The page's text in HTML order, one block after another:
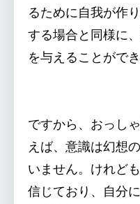
るために自我が作
する場合と同様に
を与えることができ
ですから、おっし
えば、意識は幻想
いません。けれど
信じており、自分